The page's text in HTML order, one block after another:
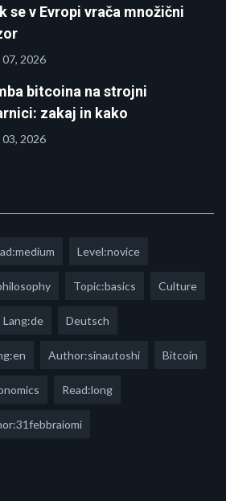
se v Evropi vrača množični
07, 2026
bitcoina na strojni
zakaj in kako
03, 2026
Level:novice
Topic:basics Culture
Lang:de Deutsch
Author:sinautoshi Bitcoin
Read:long